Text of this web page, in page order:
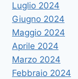
Luglio 2024
Giugno 2024
Maggio 2024
Aprile 2024
Marzo 2024
Febbraio 2024